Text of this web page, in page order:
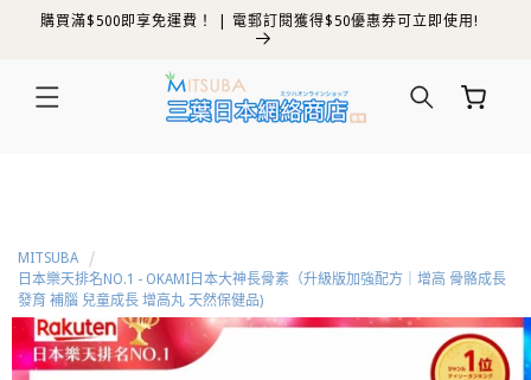
跳至內容夏日限時優惠 | 買 6送 1 | 買 12送 2 | 買 24送 3
物
MITSUBA
日本樂天排名NO.1 - OKAMI日本大神長骨素（升級版加強配方｜增高 骨骼成長
發育 補腦 兒童成長 增高丸 天然保健品)
略過產品
資訊